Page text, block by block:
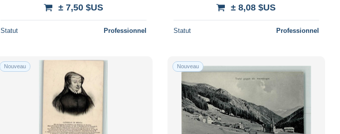
± 7,50 $US
Statut Professionnel
± 8,08 $US
Statut Professionnel
Nouveau Nouveau